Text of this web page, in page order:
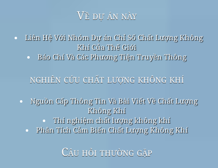
Về dự án này
Liên Hệ Với Nhóm Dự án Chỉ Số Chất Lượng Không
Khí Của Thế Giới
Báo Chí Và Các Phương Tiện Truyền Thông
nghiên cứu chất lượng không khí
Nguồn Cấp Thông Tin Và Bài Viết Về Chất Lượng
Không Khí
Thí nghiệm chất lượng không khí
Phân Tích Cảm Biến Chất Lượng Không Khí
Câu hỏi thường gặp